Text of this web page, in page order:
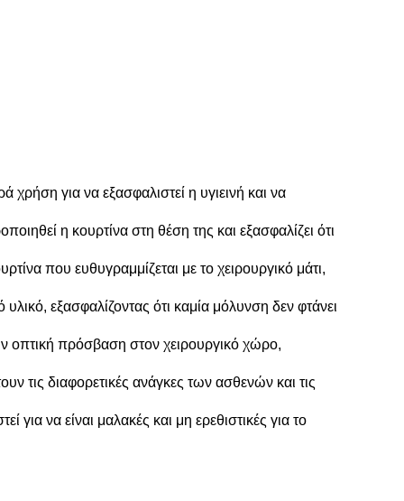
χρήση για να εξασφαλιστεί η υγιεινή και να
η κουρτίνα στη θέση της και εξασφαλίζει ότι
που ευθυγραμμίζεται με το χειρουργικό μάτι,
εξασφαλίζοντας ότι καμία μόλυνση δεν φτάνει
οπτική πρόσβαση στον χειρουργικό χώρο,
τις διαφορετικές ανάγκες των ασθενών και τις
για να είναι μαλακές και μη ερεθιστικές για το